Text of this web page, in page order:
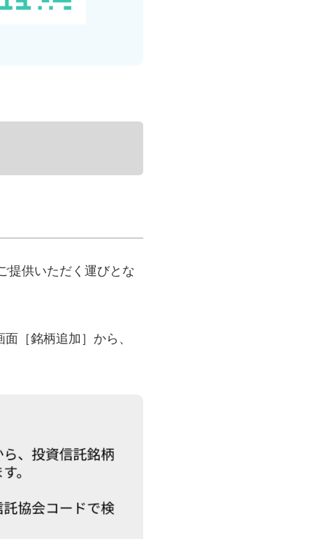
提供いただく運びとな
［銘柄追加］から、